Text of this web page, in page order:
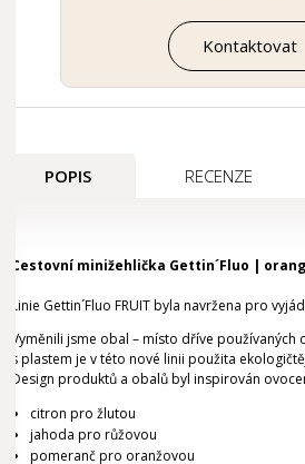
Kontaktovat
POPIS RECENZE
Cestovní minižehlička Gettin´Fluo |
Linie Gettin´Fluo FRUIT byla navržena pro
Vyměnili jsme obal – místo dříve používaných
s plastem je v této nové linii použita
Design produktů a obalů byl inspirován
citron pro žlutou
jahoda pro růžovou
pomeranč pro oranžovou